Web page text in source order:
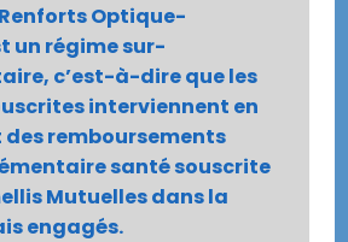
Optique-
un régime sur-
c’est-à-dire que les
interviennent en
remboursements
santé souscrite
Mutuelles dans la
engagés.